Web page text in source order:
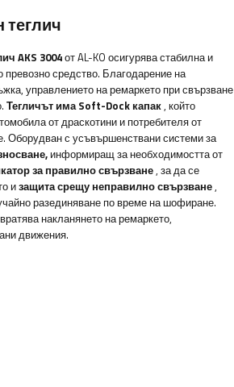
теглич
AKS 3004от AL-KO осигурява стабилна и
превозно средство. Благодарение на
управлението на ремаркето при свързване
Тегличът има Soft-Dock капак , който
от драскотини и потребителя от
Оборудван с усъвършенствани системи за
информиращ за необходимостта от
за правилно свързване , за да се
изащита срещу неправилно свързване ,
разединяване по време на шофиране.
накланянето на ремаркето,
движения.